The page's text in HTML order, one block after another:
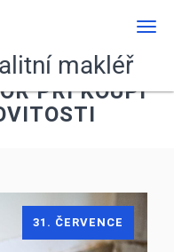
makléř
PŘI KOUPI
31. ČERVENCE